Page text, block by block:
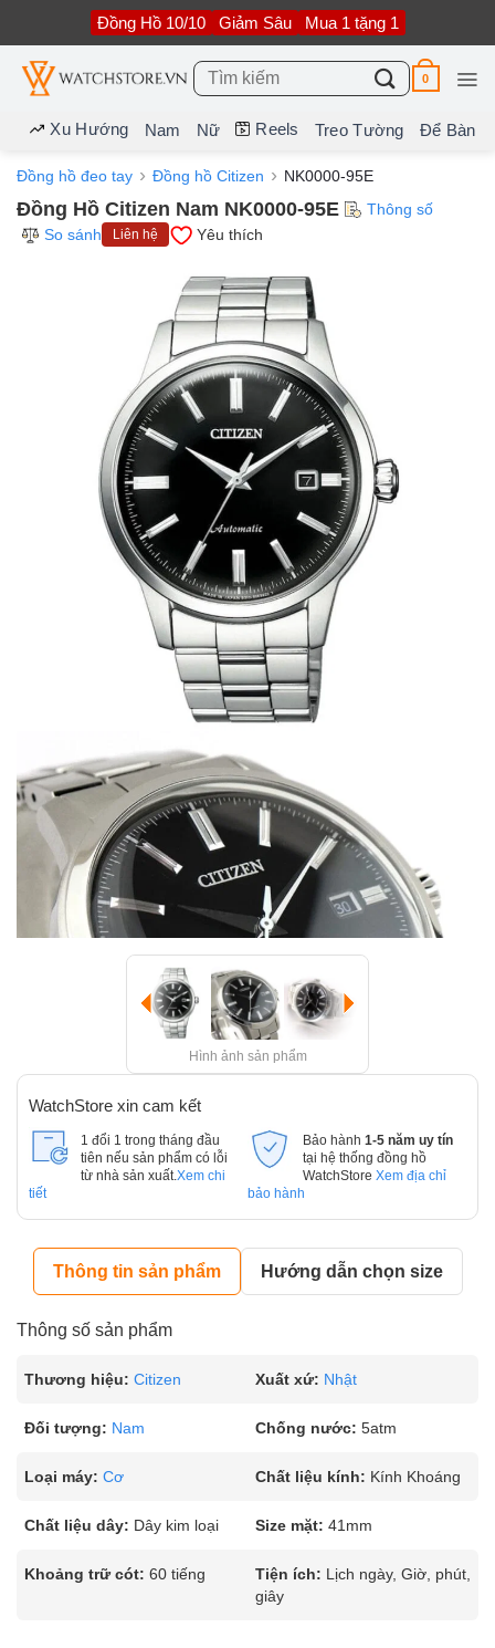
nội
dung
Đồng Hồ 10/10 Giảm Sâu Mua 1 tặng 1
Tìm
kiếm:
0
Xu Hướng Nam Nữ Reels Treo Tường Để Bàn
Đồng hồ đeo tay Đồng hồ Citizen NK0000-95E
Đồng Hồ Citizen Nam NK0000-95E
Thông số
So sánh
Liên hệ Yêu thích
Hình ảnh sản phẩm
WatchStore xin cam kết
1 đổi 1 trong tháng đầu
tiên nếu sản phẩm có lỗi
từ nhà sản xuất. Xem chi
tiết
Bảo hành 1-5 năm uy tín
tại hệ thống đồng hồ
WatchStore Xem địa chỉ
bảo hành
Thông tin sản phẩm Hướng dẫn chọn size
Thông số sản phẩm
Thương hiệu: Citizen Xuất xứ: Nhật
Đối tượng: Nam Chống nước: 5atm
Loại máy: Cơ Chất liệu kính: Kính Khoáng
Chất liệu dây: Dây kim loại Size mặt: 41mm
Khoảng trữ cót: 60 tiếng Tiện ích: Lịch ngày, Giờ, phút,
giây